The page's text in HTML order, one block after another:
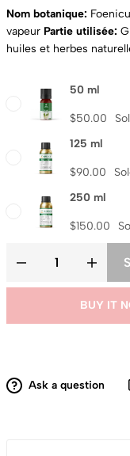
Nom botanique:
vapeur Partie utilisée:
huiles et herbes
50 ml
$50.00
125 ml
$90.00
250 ml
$150.00
BUY IT
Ask a question